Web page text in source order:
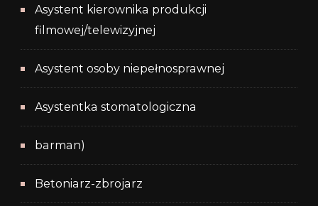
Asystent kierownika produkcji
filmowej/telewizyjnej
Asystent osoby niepełnosprawnej
Asystentka stomatologiczna
barman)
Betoniarz-zbrojarz